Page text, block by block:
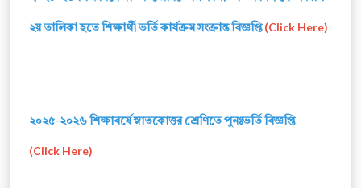
২য় তালিকা হতে শিক্ষার্থী ভর্তি কার্যক্রম সংক্রান্ত বিজ্ঞপ্তি (Click Here)
২০২৫-২০২৬ শিক্ষাবর্ষে স্নাতকোত্তর শ্রেণিতে পুনঃভর্তি বিজ্ঞপ্তি
(Click Here)